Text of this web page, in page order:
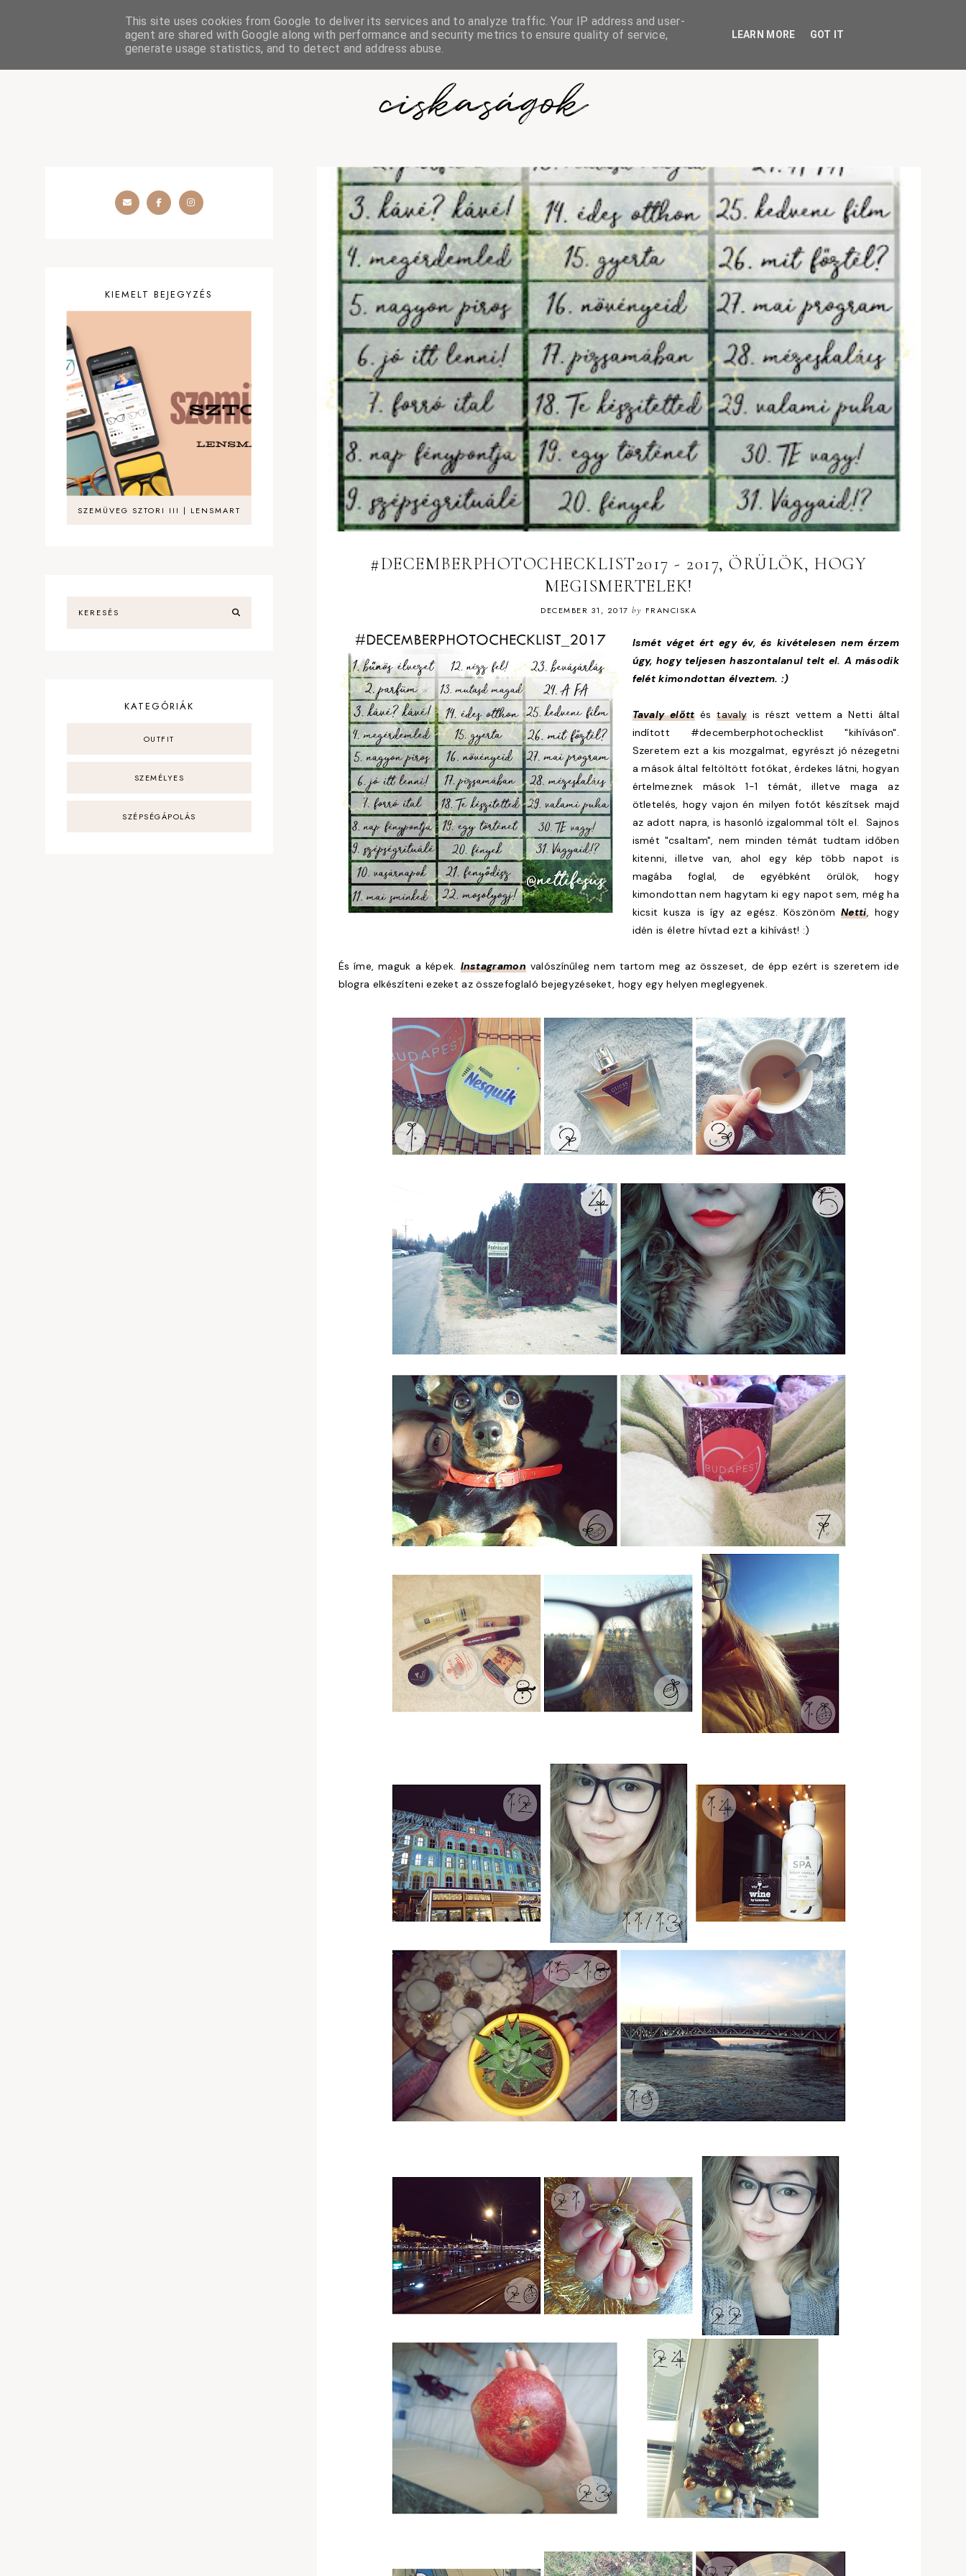
SZÉPSÉGÁPOLÁS OUTFIT SZEMÉLYES
ciskaságok
#DECEMBERPHOTOCHECKLIST2017 - 2017, ÖRÜLÖK, HOGY
MEGISMERTELEK!
DECEMBER 31, 2017 by FRANCISKA
Ismét véget ért egy év, és kivételesen nem érzem
úgy, hogy teljesen haszontalanul telt el. A második
felét kimondottan élveztem. :)
Tavaly előttéstavaly is részt vettem a Netti által
indított #decemberphotochecklist "kihíváson".
Szeretem ezt a kis mozgalmat, egyrészt jó nézegetni
a mások által feltöltött fotókat, érdekes látni, hogyan
értelmeznek mások 1-1 témát, illetve maga az
ötletelés, hogy vajon én milyen fotót készítsek majd
az adott napra, is hasonló izgalommal tölt el. Sajnos
ismét "csaltam", nem minden témát tudtam időben
kitenni, illetve van, ahol egy kép több napot is
magába foglal, de egyébként örülök, hogy
kimondottan nem hagytam ki egy napot sem, még ha
kicsit kusza is így az egész. KöszönömNetti, hogy
idén is életre hívtad ezt a kihívást! :)
És íme, maguk a képek. Instagramonvalószínűleg nem tartom meg az összeset, de épp ezért is szeretem ide
blogra elkészíteni ezeket az összefoglaló bejegyzéseket, hogy egy helyen meglegyenek.
KIEMELT BEJEGYZÉS
SZEMÜVEG SZTORI III | LENSMART
KATEGÓRIÁK
OUTFIT
SZEMÉLYES
SZÉPSÉGÁPOLÁS
This site uses cookies from Google to deliver its services and to analyze traffic. Your IP address and user-
agent are shared with Google along with performance and security metrics to ensure quality of service,
generate usage statistics, and to detect and address abuse.
LEARN MORE GOT IT